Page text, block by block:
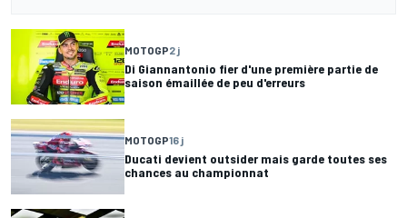
MOTOGP2 j
Di Giannantonio fier d'une première partie de
saison émaillée de peu d'erreurs
MOTOGP16 j
Ducati devient outsider mais garde toutes ses
chances au championnat